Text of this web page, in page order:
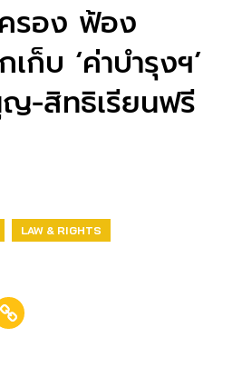
รอง ฟ้อง
เก็บ ‘ค่าบำรุงฯ’
-สิทธิเรียนฟรี
LAW & RIGHTS